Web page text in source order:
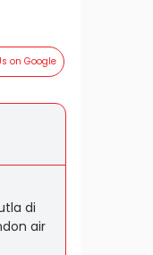
on Google
di
air